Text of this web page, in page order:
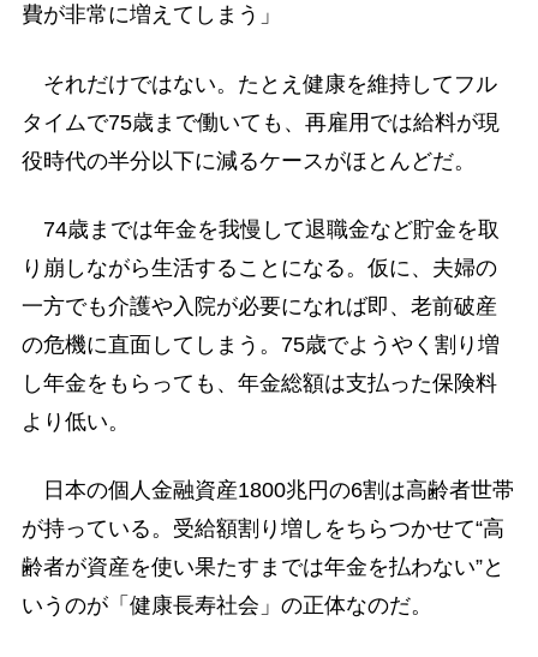
費が非常に増えてしまう」
それだけではない。たとえ健康を維持してフル
タイムで75歳まで働いても、再雇用では給料が現
役時代の半分以下に減るケースがほとんどだ。
74歳までは年金を我慢して退職金など貯金を取
り崩しながら生活することになる。仮に、夫婦の
一方でも介護や入院が必要になれば即、老前破産
の危機に直面してしまう。75歳でようやく割り増
し年金をもらっても、年金総額は支払った保険料
より低い。
日本の個人金融資産1800兆円の6割は高齢者世帯
が持っている。受給額割り増しをちらつかせて“高
齢者が資産を使い果たすまでは年金を払わない”と
いうのが「健康長寿社会」の正体なのだ。